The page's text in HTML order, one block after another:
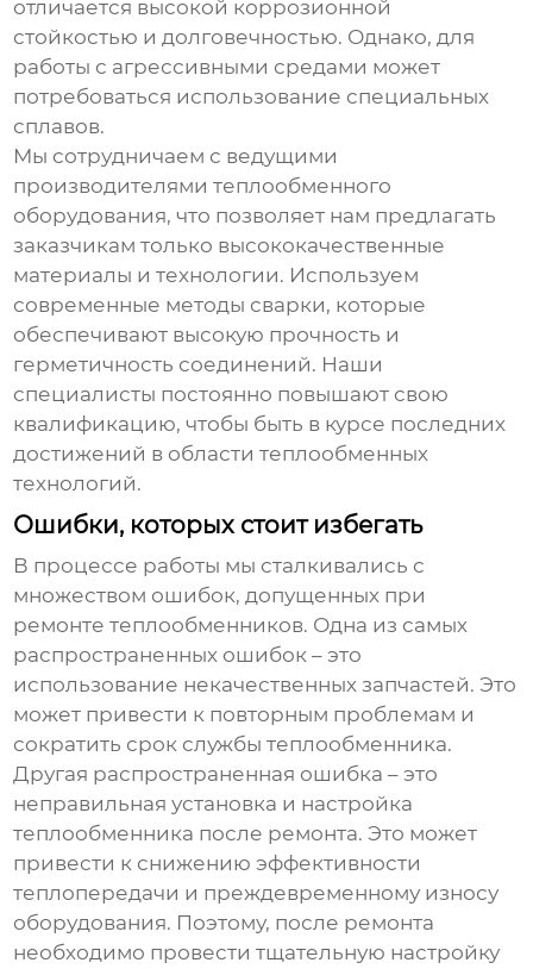
отличается высокой коррозионной
стойкостью и долговечностью. Однако, для
работы с агрессивными средами может
потребоваться использование специальных
сплавов.
Мы сотрудничаем с ведущими
производителями теплообменного
оборудования, что позволяет нам предлагать
заказчикам только высококачественные
материалы и технологии. Используем
современные методы сварки, которые
обеспечивают высокую прочность и
герметичность соединений. Наши
специалисты постоянно повышают свою
квалификацию, чтобы быть в курсе последних
достижений в области теплообменных
технологий.
Ошибки, которых стоит избегать
В процессе работы мы сталкивались с
множеством ошибок, допущенных при
ремонте теплообменников. Одна из самых
распространенных ошибок – это
использование некачественных запчастей. Это
может привести к повторным проблемам и
сократить срок службы теплообменника.
Другая распространенная ошибка – это
неправильная установка и настройка
теплообменника после ремонта. Это может
привести к снижению эффективности
теплопередачи и преждевременному износу
оборудования. Поэтому, после ремонта
необходимо провести тщательную настройку